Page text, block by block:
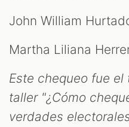
John William
Martha Liliana
Este chequeo fue
taller "¿Cómo
verdades